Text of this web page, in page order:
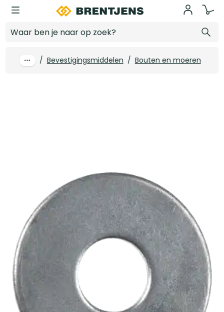
Ga naar hoofdinhoud
/ Bevestigingsmiddelen / Bouten en moeren
Log in voor prijzen